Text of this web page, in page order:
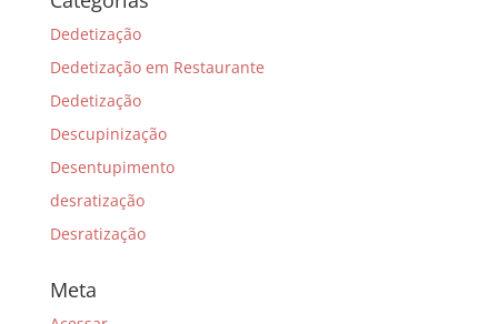
Dedetização
Dedetização em Restaurante
Dedetização
Descupinização
Desentupimento
desratização
Desratização
Meta